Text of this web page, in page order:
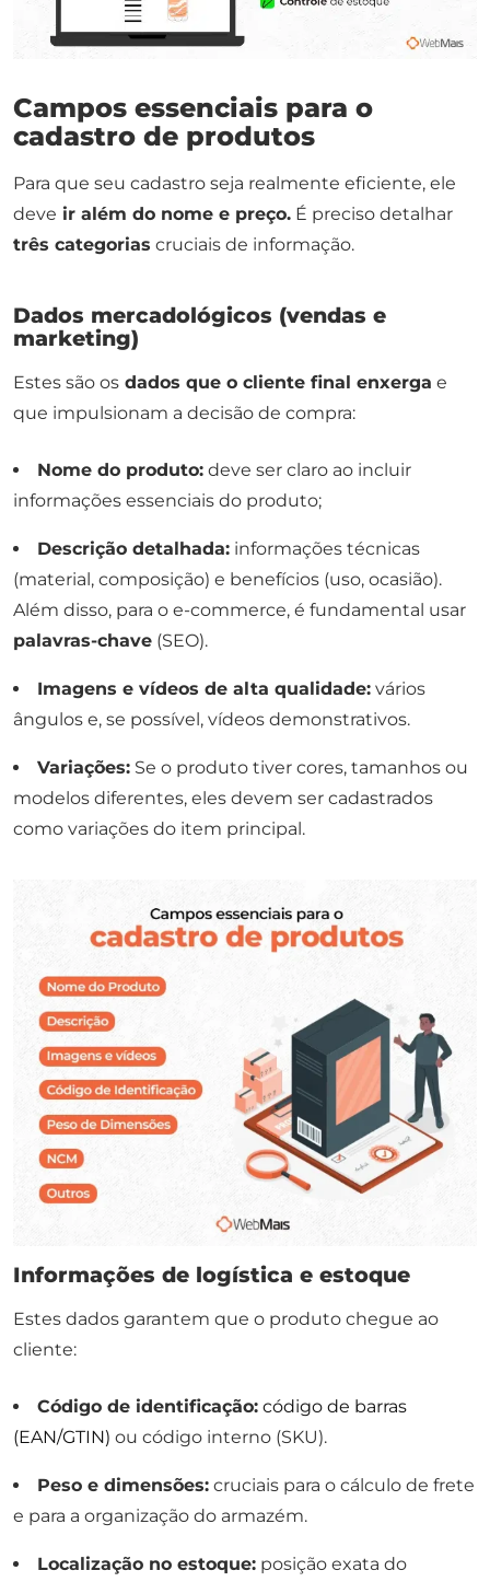
Campos essenciais para o
cadastro de produtos
Para que seu cadastro seja realmente eficiente, ele
deve ir além do nome e preço. É preciso detalhar
três categorias cruciais de informação.
Dados mercadológicos (vendas e
marketing)
Estes são os dados que o cliente final enxerga e
que impulsionam a decisão de compra:
Nome do produto: deve ser claro ao incluir
informações essenciais do produto;
Descrição detalhada: informações técnicas
(material, composição) e benefícios (uso, ocasião).
Além disso, para o e-commerce, é fundamental usar
palavras-chave (SEO).
Imagens e vídeos de alta qualidade: vários
ângulos e, se possível, vídeos demonstrativos.
Variações: Se o produto tiver cores, tamanhos ou
modelos diferentes, eles devem ser cadastrados
como variações do item principal.
Informações de logística e estoque
Estes dados garantem que o produto chegue ao
cliente:
Código de identificação: código de barras
(EAN/GTIN) ou código interno (SKU).
Peso e dimensões: cruciais para o cálculo de frete
e para a organização do armazém.
Localização no estoque: posição exata do